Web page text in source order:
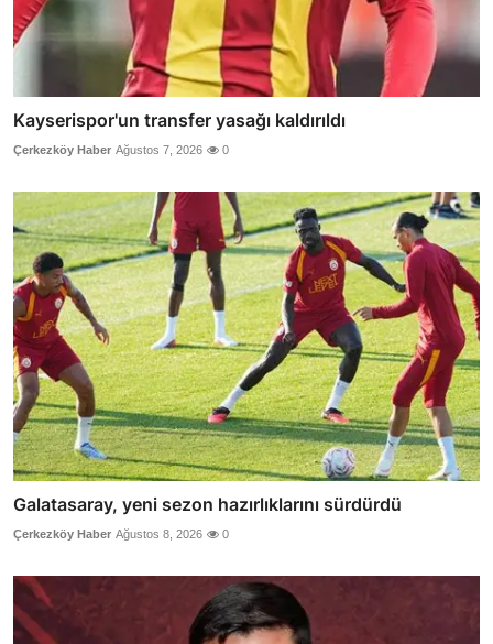
Kayserispor'un transfer yasağı kaldırıldı
Çerkezköy Haber Ağustos 7, 2026 0
Galatasaray, yeni sezon hazırlıklarını sürdürdü
Çerkezköy Haber Ağustos 8, 2026 0